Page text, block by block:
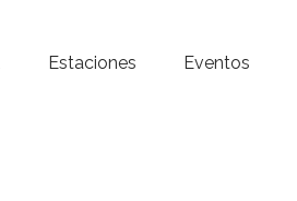
Estaciones Eventos